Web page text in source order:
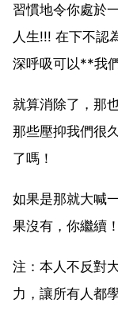
習慣地令你處於
人生!!! 在下不認
深呼吸可以**我
就算消除了，那
那些壓抑我們很
了嗎！
如果是那就大喊
果沒有，你繼續
注：本人不反對
力，讓所有人都